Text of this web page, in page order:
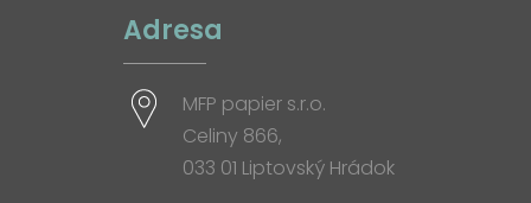
Adresa
MFP papier s.r.o.
Celiny 866,
033 01 Liptovský Hrádok